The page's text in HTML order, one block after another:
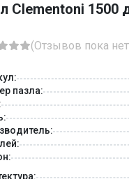
Clementoni 1500
(Отзывов пока
пазла: